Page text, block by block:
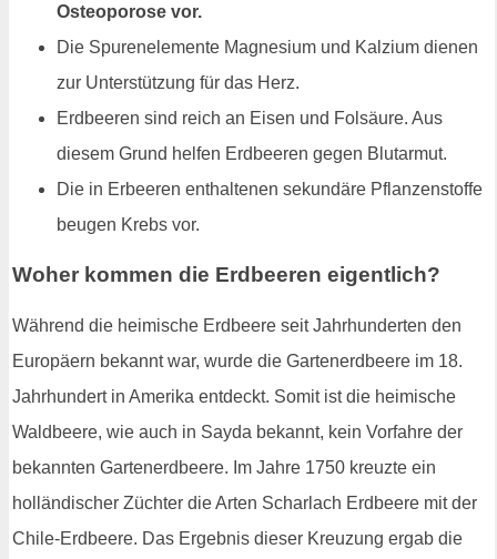
Osteoporose vor.
Die Spurenelemente Magnesium und Kalzium dienen
zur Unterstützung für das Herz.
Erdbeeren sind reich an Eisen und Folsäure. Aus
diesem Grund helfen Erdbeeren gegen Blutarmut.
Die in Erbeeren enthaltenen sekundäre Pflanzenstoffe
beugen Krebs vor.
Woher kommen die Erdbeeren eigentlich?
Während die heimische Erdbeere seit Jahrhunderten den
Europäern bekannt war, wurde die Gartenerdbeere im 18.
Jahrhundert in Amerika entdeckt. Somit ist die heimische
Waldbeere, wie auch in Sayda bekannt, kein Vorfahre der
bekannten Gartenerdbeere. Im Jahre 1750 kreuzte ein
holländischer Züchter die Arten Scharlach Erdbeere mit der
Chile-Erdbeere. Das Ergebnis dieser Kreuzung ergab die